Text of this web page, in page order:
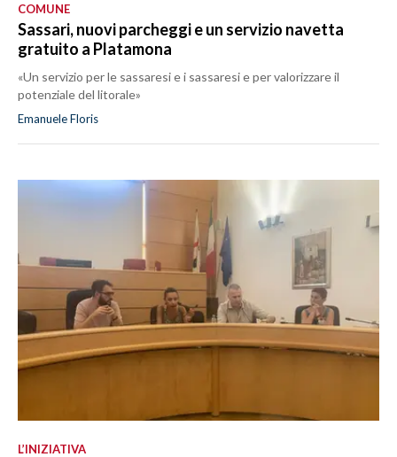
COMUNE
Sassari, nuovi parcheggi e un servizio navetta
gratuito a Platamona
«Un servizio per le sassaresi e i sassaresi e per valorizzare il
potenziale del litorale»
Emanuele Floris
L’INIZIATIVA